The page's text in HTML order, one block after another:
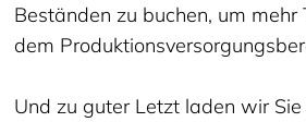
Beständen zu buchen, um
dem
Und zu guter Letzt laden wir